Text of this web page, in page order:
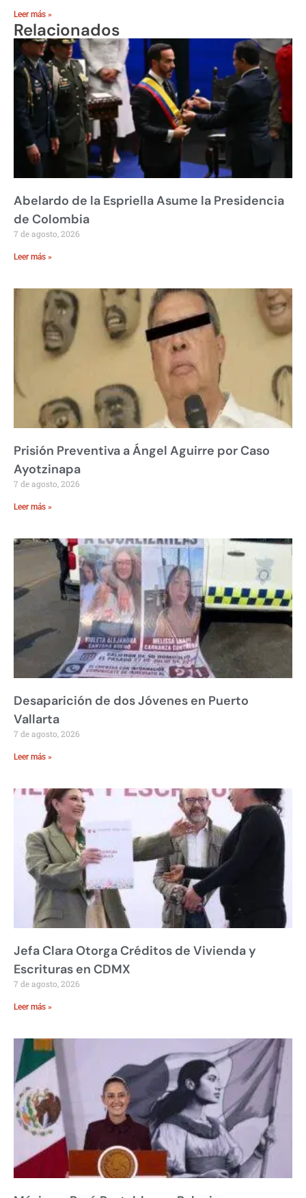
Leer más »
Relacionados
Abelardo de la Espriella Asume la Presidencia
de Colombia
7 de agosto, 2026
Leer más »
Prisión Preventiva a Ángel Aguirre por Caso
Ayotzinapa
7 de agosto, 2026
Leer más »
Desaparición de dos Jóvenes en Puerto
Vallarta
7 de agosto, 2026
Leer más »
Jefa Clara Otorga Créditos de Vivienda y
Escrituras en CDMX
7 de agosto, 2026
Leer más »